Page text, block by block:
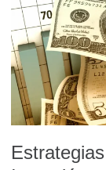
Inversión
con
Criptomonedas:
Cómo
Combinar
Bienes
Raíces
Activos